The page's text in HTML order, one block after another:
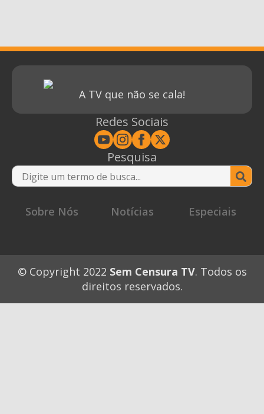
A TV que não se cala!
Redes Sociais
Pesquisa
Sobre Nós
Notícias Especiais
© Copyright 2022 Sem Censura TV. Todos os
direitos reservados.